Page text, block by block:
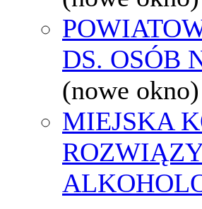
DS. OSÓB
(nowe okno)
MIEJSKA